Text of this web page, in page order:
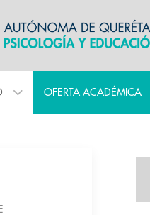
OFERTA ACADÉMICA